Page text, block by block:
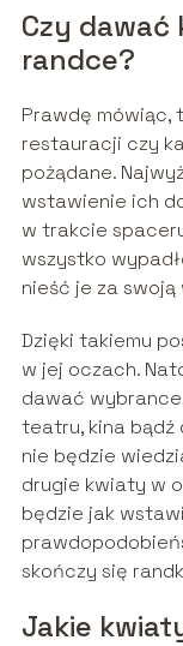
Czy dawać
randce?
Prawdę mówiąc,
restauracji czy
pożądane.
wstawienie ich
w trakcie
wszystko
nieść je za swoją
Dzięki takiemu
w jej oczach.
dawać
teatru, kina bądź
nie będzie
drugie kwiaty w
będzie jak
skończy się
Jakie